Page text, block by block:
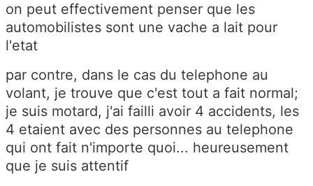
on peut effectivement penser que les
automobilistes sont une vache a lait pour
l'etat
par contre, dans le cas du telephone au
volant, je trouve que c'est tout a fait normal;
je suis motard, j'ai failli avoir 4 accidents, les
4 etaient avec des personnes au telephone
qui ont fait n'importe quoi... heureusement
que je suis attentif